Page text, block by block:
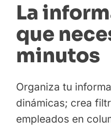
La
que
minutos
Organiza tu
dinámicas; crea
empleados en